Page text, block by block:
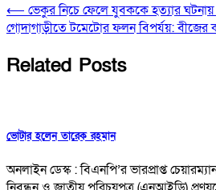
⟵ ভেকুর নিচে ফেলে যুবককে হত্যার ঘটনায়
গোদাগাড়ীতে টমেটোর ফলন বিপর্যয়: বীজের
Related Posts
ভোটার হলেন তারেক রহমান
অনলাইন ডেস্ক : বিএনপি’র ভারপ্রাপ্ত